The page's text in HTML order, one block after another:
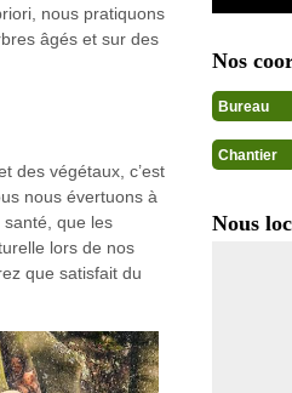
nous pratiquons
âgés et sur des
des végétaux, c’est
nous évertuons à
que les
lors de nos
que satisfait du
Nos
Bureau
Chantier
Nous